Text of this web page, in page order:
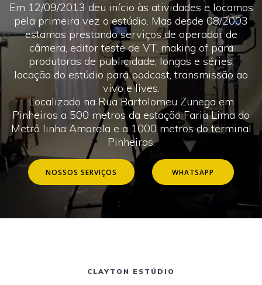
Em 12/09/2013 deu início às atividades e locamos
pela primeira vez o estúdio. Mas desde 08/2003
estamos prestando serviços de operador de
câmera, editor teste de VT, making of para
produtoras de publicidade, longas e séries,
locação do estúdio para podcast, transmissão ao
vivo e lives.
Localizado na Rua Bartolomeu Zunega em
Pinheiros a 500 metros da estação Faria Lima do
Metrô linha Amarela e a 1000 metros do terminal
Pinheiros.
NOSSOS SERVIÇOS WHATSAPP
CLAYTON ESTÚDIO